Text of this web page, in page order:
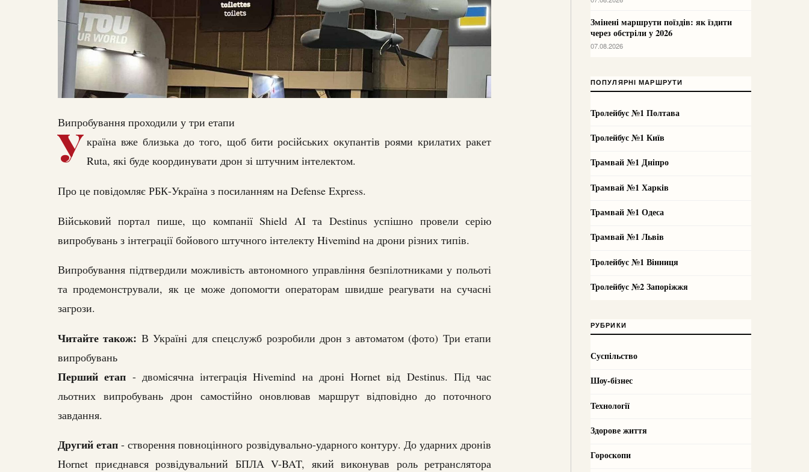
Випробування проходили у три етапи
У країна вже близька до того, щоб бити російських окупантів роями крилатих ракет
Ruta, які буде координувати дрон зі штучним інтелектом.
Про це повідомляє РБК-Україна з посиланням на Defense Express.
Військовий портал пише, що компанії Shield AI та Destinus успішно провели серію
випробувань з інтеграції бойового штучного інтелекту Hivemind на дрони різних типів.
Випробування підтвердили можливість автономного управління безпілотниками у польоті
та продемонстрували, як це може допомогти операторам швидше реагувати на сучасні
загрози.
Читайте також: В Україні для спецслужб розробили дрон з автоматом (фото) Три етапи
випробувань
Перший етап - двомісячна інтеграція Hivemind на дроні Hornet від Destinus. Під час
льотних випробувань дрон самостійно оновлював маршрут відповідно до поточного
завдання.
Другий етап- створення повноцінного розвідувально-ударного контуру. До ударних дронів
Hornet приєднався розвідувальний БПЛА V-BAT, який виконував роль ретранслятора
Змінені маршрути поїздів: як їздити
через обстріли у 2026
07.08.2026
ПОПУЛЯРНІ МАРШРУТИ
Тролейбус №1 Полтава
Тролейбус №1 Київ
Трамвай №1 Дніпро
Трамвай №1 Харків
Трамвай №1 Одеса
Трамвай №1 Львів
Тролейбус №1 Вінниця
Тролейбус №2 Запоріжжя
РУБРИКИ
Суспільство
Шоу-бізнес
Технології
Здорове життя
Гороскопи